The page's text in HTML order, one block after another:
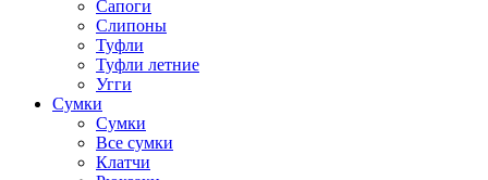
Сапоги
Слипоны
Туфли
Туфли летние
Угги
Сумки
Сумки
Все сумки
Клатчи